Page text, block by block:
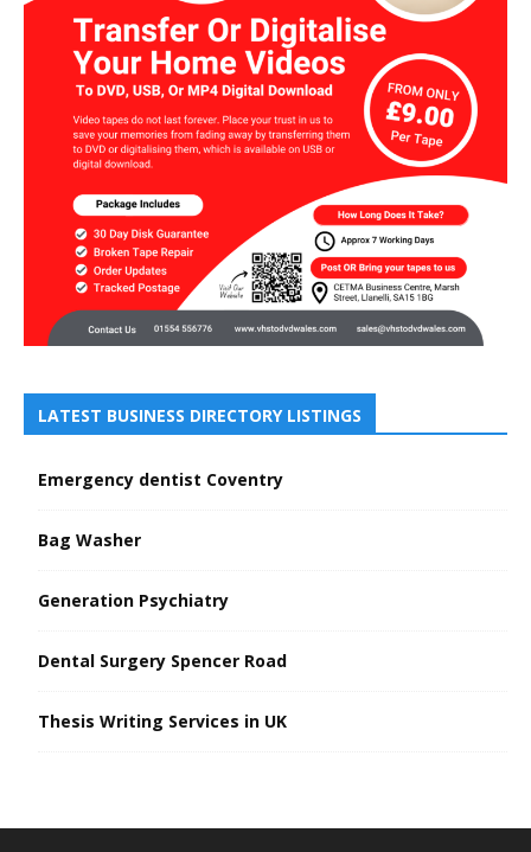
LATEST BUSINESS DIRECTORY LISTINGS
Emergency dentist Coventry
Bag Washer
Generation Psychiatry
Dental Surgery Spencer Road
Thesis Writing Services in UK